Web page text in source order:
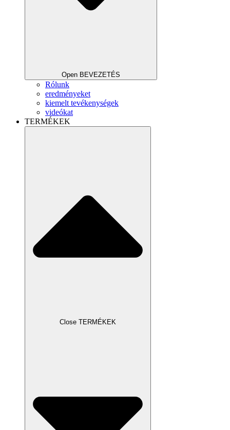
Open BEVEZETÉS
Rólunk
eredményeket
kiemelt tevékenységek
videókat
TERMÉKEK
Close TERMÉKEK